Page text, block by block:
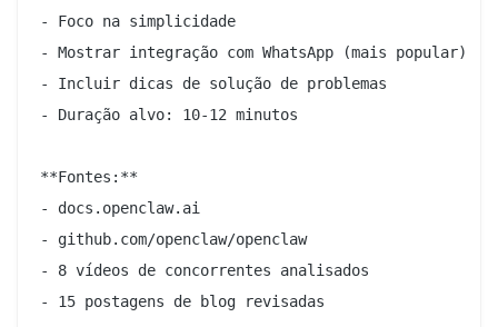
- Foco na simplicidade
- Mostrar integração com WhatsApp (mais popular)
- Incluir dicas de solução de problemas
- Duração alvo: 10-12 minutos
**Fontes:**
- docs.openclaw.ai
- github.com/openclaw/openclaw
- 8 vídeos de concorrentes analisados
- 15 postagens de blog revisadas